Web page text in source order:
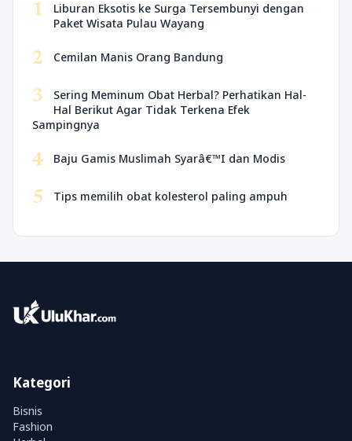
1
Liburan Eksotis ke Surga Tersembunyi dengan
Paket Wisata Pulau Wayang
2 Cemilan Manis Orang Bandung
3
Sering Meminum Obat Herbal? Perhatikan Hal-
Hal Berikut Agar Tidak Terkena Efek
Sampingnya
4 Baju Gamis Muslimah Syarâ€™I dan Modis
5 Tips memilih obat kolesterol paling ampuh
Kategori
Bisnis
Fashion